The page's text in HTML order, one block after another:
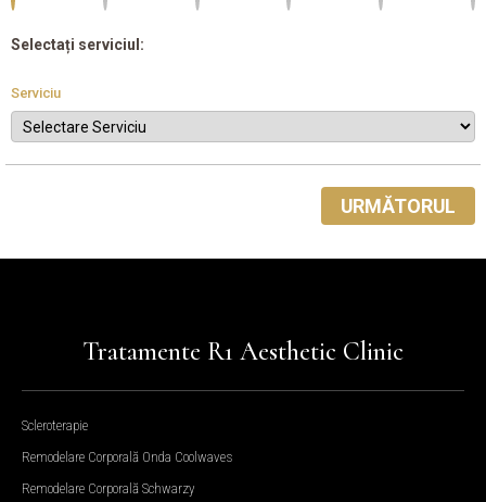
Selectați serviciul:
Serviciu
URMĂTORUL
Tratamente R1 Aesthetic Clinic
Scleroterapie
Remodelare Corporală Onda Coolwaves
Remodelare Corporală Schwarzy